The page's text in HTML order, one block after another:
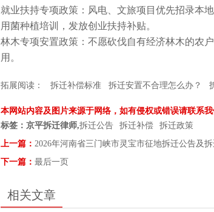
就业扶持专项政策：风电、文旅项目优先招录本
用菌种植培训，发放创业扶持补贴。
林木专项安置政策：不愿砍伐自有经济林木的农
用。
拓展阅读： 拆迁补偿标准 拆迁安置不合理怎么办？
本网站内容及图片来源于网络，如有侵权或错误请联系我
标签：京平拆迁律师,拆迁公告 拆迁补偿
拆迁政策
上一篇： 2026年河南省三门峡市灵宝市征地拆迁公告及
下一篇： 最后一页
相关文章